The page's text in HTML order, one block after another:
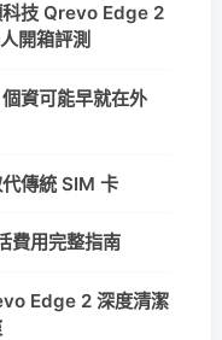
科技 Qrevo Edge 2
開箱評測
資可能早就在外
傳統 SIM 卡
費用完整指南
Edge 2 深度清潔